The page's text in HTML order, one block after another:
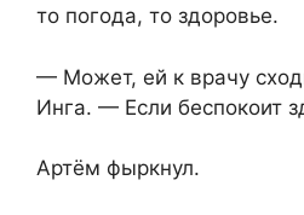
то погода, то здоровье.
— Может, ей к врачу
Инга. — Если беспокоит
Артём фыркнул.